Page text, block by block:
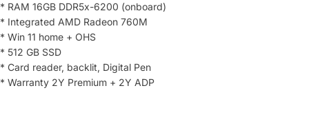
* RAM 16GB DDR5x-6200 (onboard)
* Integrated AMD Radeon 760M
* Win 11 home + OHS
* 512 GB SSD
* Card reader, backlit, Digital Pen
* Warranty 2Y Premium + 2Y ADP